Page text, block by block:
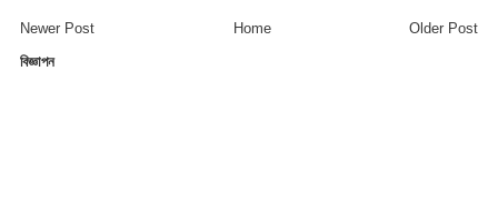
Newer Post Older Post
Home
বিজ্ঞাপন